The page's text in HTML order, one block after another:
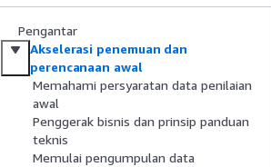
Pengantar
Akselerasi penemuan dan
perencanaan awal
Memahami persyaratan data penilaian
awal
Penggerak bisnis dan prinsip panduan
teknis
Memulai pengumpulan data